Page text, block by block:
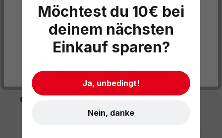
Informationen und Hinweise
Produktgalerie überspringen
Gleich mitbestellen
Alle Cookies akzeptieren
Datenschutzeinstellungen
Cookies akzeptieren
- Impressum - AGB - Datenschutz
Möchtest du 10€ bei
deinem nächsten
Einkauf sparen?
Ja, unbedingt!
Nein, danke